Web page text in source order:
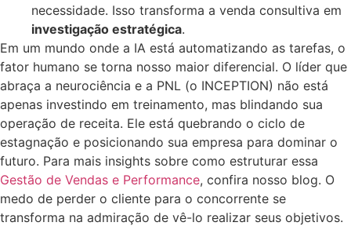
necessidade. Isso transforma a venda consultiva em
investigação estratégica.
Em um mundo onde a IA está automatizando as tarefas, o
fator humano se torna nosso maior diferencial. O líder que
abraça a neurociência e a PNL (o INCEPTION) não está
apenas investindo em treinamento, mas blindando sua
operação de receita. Ele está quebrando o ciclo de
estagnação e posicionando sua empresa para dominar o
futuro. Para mais insights sobre como estruturar essa
Gestão de Vendas e Performance, confira nosso blog. O
medo de perder o cliente para o concorrente se
transforma na admiração de vê-lo realizar seus objetivos.